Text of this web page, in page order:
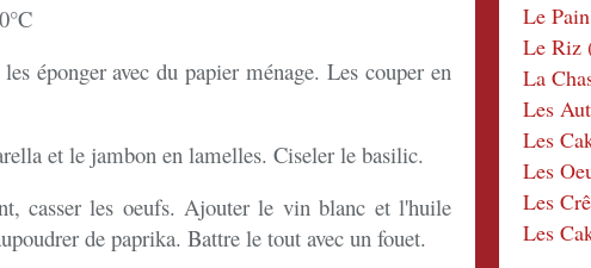
éponger avec du papier ménage. Les couper en
et le jambon en lamelles. Ciseler le basilic.
casser les oeufs. Ajouter le vin blanc et l'huile
de paprika. Battre le tout avec un fouet.
Le
Le Riz
La
Les
Les
Les
Les
Les